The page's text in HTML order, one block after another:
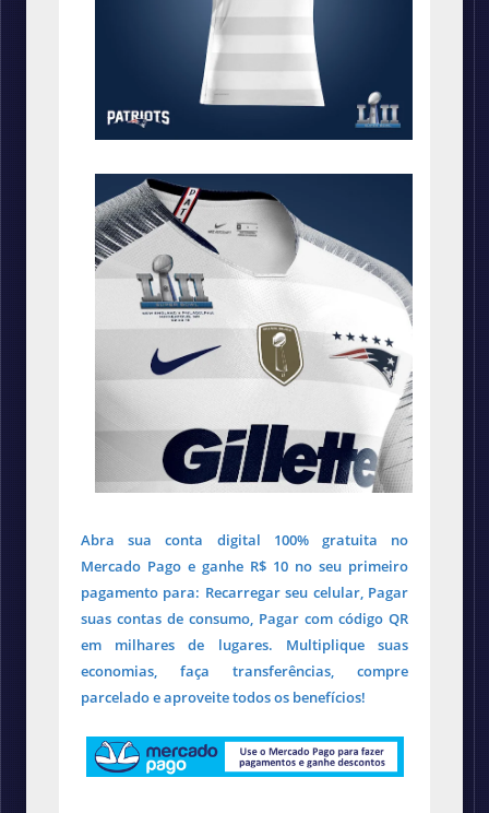
Abra sua conta digital 100% gratuita no
Mercado Pago e ganhe R$ 10 no seu primeiro
pagamento para: Recarregar seu celular, Pagar
suas contas de consumo, Pagar com código QR
em milhares de lugares. Multiplique suas
economias, faça transferências, compre
parcelado e aproveite todos os benefícios!